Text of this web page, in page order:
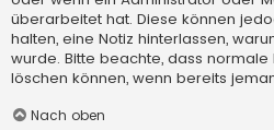
überarbeitet hat. Diese können
halten, eine Notiz hinterlassen,
wurde. Bitte beachte, dass
löschen können, wenn bereits
Nach oben